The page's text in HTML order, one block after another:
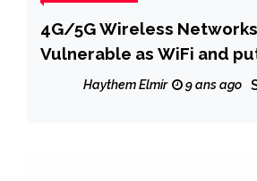
4G/5G Wireless
Vulnerable as WiFi and
SmartCities at Risk
Haythem Elmir 9 ans ago